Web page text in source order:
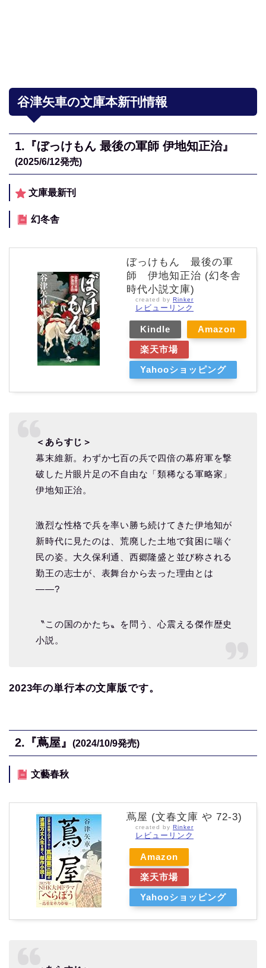
谷津矢車の文庫本新刊情報
1. 『ぼっけもん 最後の軍師 伊地知正治』
(2025/6/12発売)
文庫最新刊
幻冬舎
ぼっけもん 最後の軍
師 伊地知正治 (幻冬舎
時代小説文庫)
created by Rinker
レビューリンク
Kindle
Amazon
楽天市場
Yahooショッピング
＜あらすじ＞
幕末維新。わずか七百の兵で四倍の幕府軍を撃
破した片眼片足の不自由な「類稀なる軍略家」
伊地知正治。
激烈な性格で兵を率い勝ち続けてきた伊地知が
新時代に見たのは、荒廃した土地で貧困に喘ぐ
民の姿。大久保利通、西郷隆盛と並び称される
勤王の志士が、表舞台から去った理由とは
――?
〝この国のかたち〟を問う、心震える傑作歴史
小説。
2023年の単行本の文庫版です。
2. 『蔦屋』 (2024/10/9発売)
文藝春秋
蔦屋 (文春文庫 や 72-3)
created by Rinker
レビューリンク
Amazon
楽天市場
Yahooショッピング